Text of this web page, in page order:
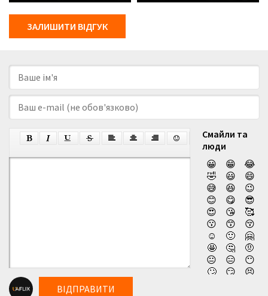
ЗАЛИШИТИ ВІДГУК
Смайли та
люди
😀
😁
😂
🤣
😃
😄
😅
😆
😉
😊
😋
😎
😍
😘
🥰
😗
😙
😚
☺️
🙂
🤗
🤩
🤔
🤨
😐
😑
😶
🙄
😏
😣
ВІДПРАВИТИ